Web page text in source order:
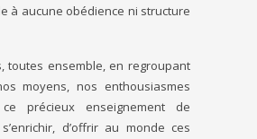
à aucune obédience ni structure
toutes ensemble, en regroupant
moyens, nos enthousiasmes
précieux enseignement de
d’offrir au monde ces